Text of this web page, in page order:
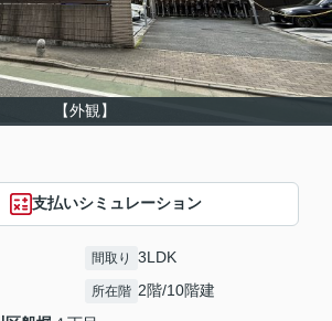
【外観】
支払いシミュレーション
間取り 3LDK
所在階 2階/10階建